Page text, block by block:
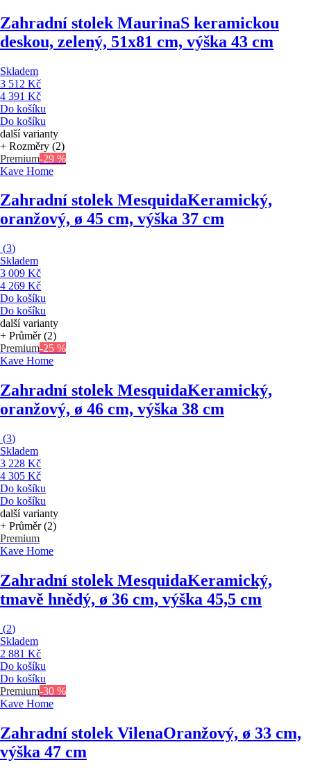
Zahradní stolek MaurinaS keramickou
deskou, zelený, 51x81 cm, výška 43 cm
Skladem
3 512 Kč
4 391 Kč
Do košíku
Do košíku
další varianty
+ Rozměry (2)
Premium-29 %
Kave Home
Zahradní stolek MesquidaKeramický,
oranžový, ø 45 cm, výška 37 cm
(3)
Skladem
3 009 Kč
4 269 Kč
Do košíku
Do košíku
další varianty
+ Průměr (2)
Premium-25 %
Kave Home
Zahradní stolek MesquidaKeramický,
oranžový, ø 46 cm, výška 38 cm
(3)
Skladem
3 228 Kč
4 305 Kč
Do košíku
Do košíku
další varianty
+ Průměr (2)
Premium
Kave Home
Zahradní stolek MesquidaKeramický,
tmavě hnědý, ø 36 cm, výška 45,5 cm
(2)
Skladem
2 881 Kč
Do košíku
Do košíku
Premium-30 %
Kave Home
Zahradní stolek VilenaOranžový, ø 33 cm,
výška 47 cm